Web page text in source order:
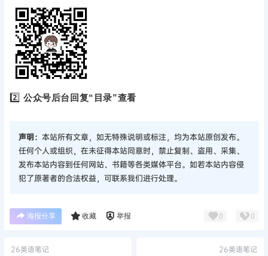
2️⃣公众号后台回复“目录”查看
声明： 本站所有文章，如无特殊说明或标注，均为本站原创发布。
任何个人或组织，在未征得本站同意时，禁止复制、盗用、采集、
发布本站内容到任何网站、书籍等各类媒体平台。如若本站内容侵
犯了原著者的合法权益，可联系我们进行处理。
海报分享 收藏 举报 0 0
26英语笔记 26英语笔记